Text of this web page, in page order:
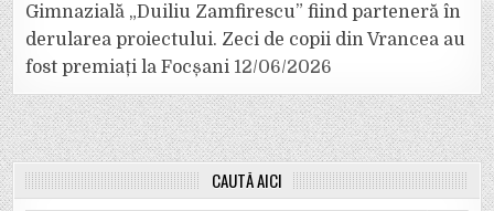
Gimnazială „Duiliu Zamfirescu” fiind parteneră în
derularea proiectului. Zeci de copii din Vrancea au
fost premiați la Focșani 12/06/2026
CAUTĂ AICI